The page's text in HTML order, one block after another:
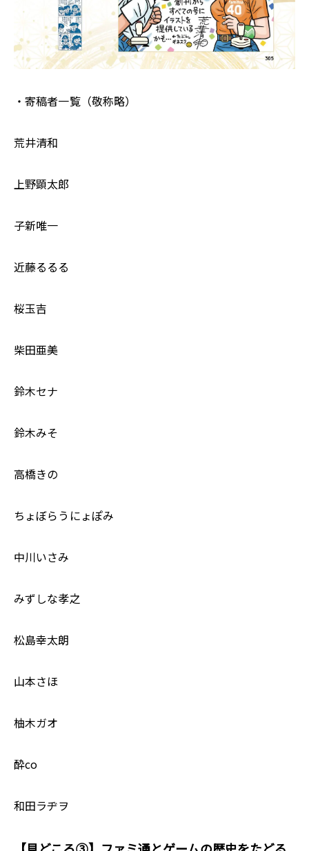
・寄稿者一覧（敬称略）
荒井清和
上野顕太郎
子新唯一
近藤るるる
桜玉吉
柴田亜美
鈴木セナ
鈴木みそ
高橋きの
ちょぼらうにょぽみ
中川いさみ
みずしな孝之
松島幸太朗
山本さほ
柚木ガオ
酔co
和田ラヂヲ